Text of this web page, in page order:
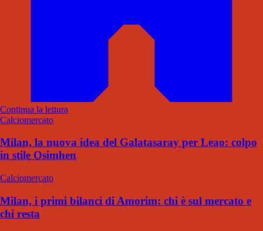
Continua la lettura
Calciomercato
Milan, la nuova idea del Galatasaray per Leao: colpo
in stile Osimhen
Calciomercato
Milan, i primi bilanci di Amorim: chi è sul mercato e
chi resta